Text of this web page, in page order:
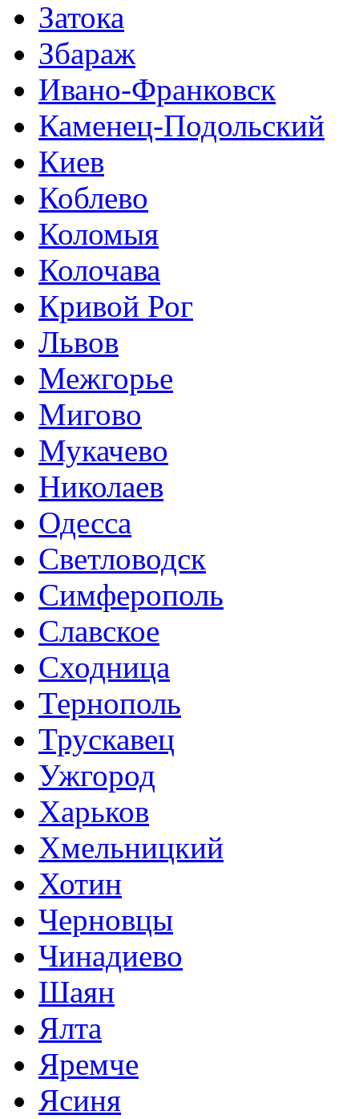
Затока
Збараж
Ивано-Франковск
Каменец-Подольский
Киев
Коблево
Коломыя
Колочава
Кривой Рог
Львов
Межгорье
Мигово
Мукачево
Николаев
Одесса
Светловодск
Симферополь
Славское
Сходница
Тернополь
Трускавец
Ужгород
Харьков
Хмельницкий
Хотин
Черновцы
Чинадиево
Шаян
Ялта
Яремче
Ясиня